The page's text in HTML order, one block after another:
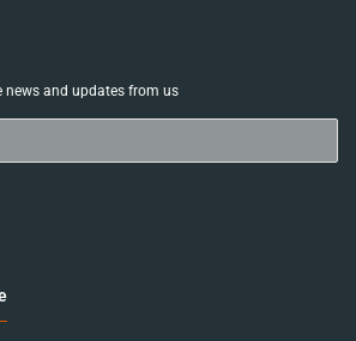
news and updates from us